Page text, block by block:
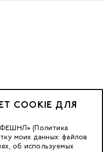
COOKIE ДЛЯ
(Политика
моих данных: файлов
об используемых